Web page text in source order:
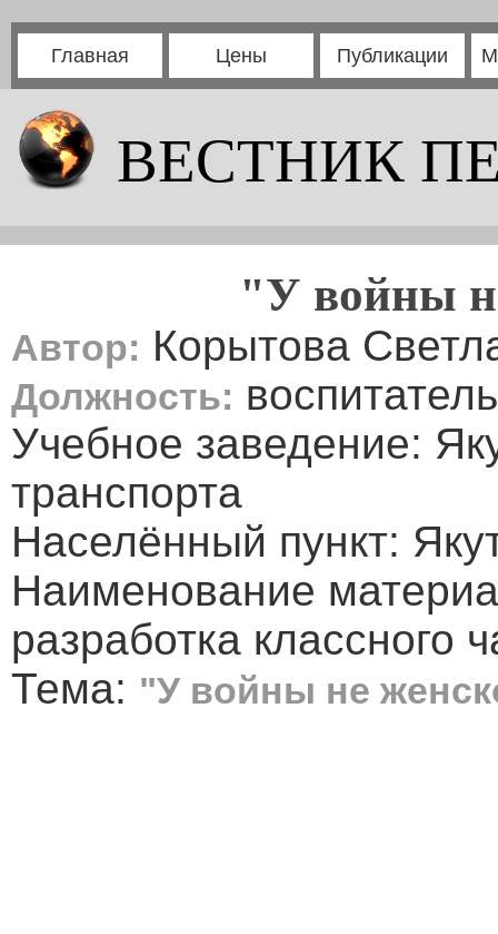
Главная Цены Публикации
ВЕСТНИК
"У войны
Автор: Корытова
Должность: воспитатель
Учебное заведение:
транспорта
Населённый пункт:
Наименование
разработка классного
Тема: "У войны не